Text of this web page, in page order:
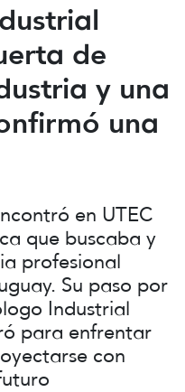
de
y una
una
en UTEC
que buscaba y
profesional
Su paso por
Industrial
para enfrentar
con